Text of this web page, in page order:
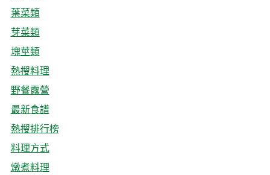
葉菜類
芽菜類
塊莖類
熱搜料理
野餐露營
最新食譜
熱搜排行榜
料理方式
燉煮料理